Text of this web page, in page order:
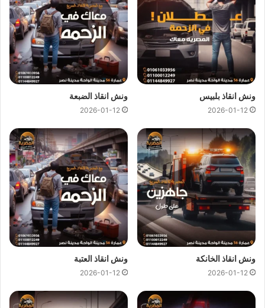
ونش انقاذ الطريق الدائرييوفر خدمة المساعدة على الطريق
بسرعة فائفة و بسعر معقول و خدمةانقاذ السياراتعلي الطريق
الدائري وذلك من خلال فريق من السائقين الوناشين الخبرة لتزويدك
بافضل خدمةانقاذ سياراتعلى الطريق و تقديم جميع خدماتالانقاذ
السريع
ونش المصريةعلى اتم الاستعداد و جاهز لمساعدتك في اي وقت من
النهار او الليل 24/7/365 تشمل خدمات
الانقاذ السريع
للسياراتعلي ما يلي:
ونش انقاذلـرفع السيارات
ونش انقاذلـجر السيارات
ونش انقاذلـنقل السيارات
ونش انقاذلـنقل السيارات الجديدة.
ونش انقاذ
نقل سيارات الحوادث.
ونش انقاذلـنقل الموتوسيكلاتوالبيتش باجي.
ونش انقاذ بلبيس
2026-01-12
ونش انقاذ الضبعة
2026-01-12
ونش انقاذ الخانكة
2026-01-12
ونش انقاذ العتبة
2026-01-12